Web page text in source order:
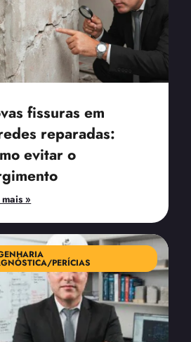
fissuras em
reparadas:
evitar o
»
PERÍCIAS